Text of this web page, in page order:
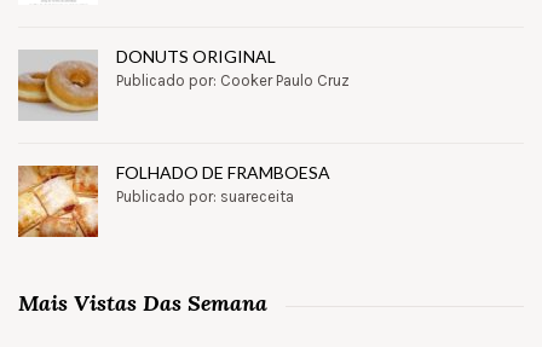
DONUTS ORIGINAL
Publicado por: Cooker Paulo Cruz
FOLHADO DE FRAMBOESA
Publicado por: suareceita
Mais Vistas Das Semana